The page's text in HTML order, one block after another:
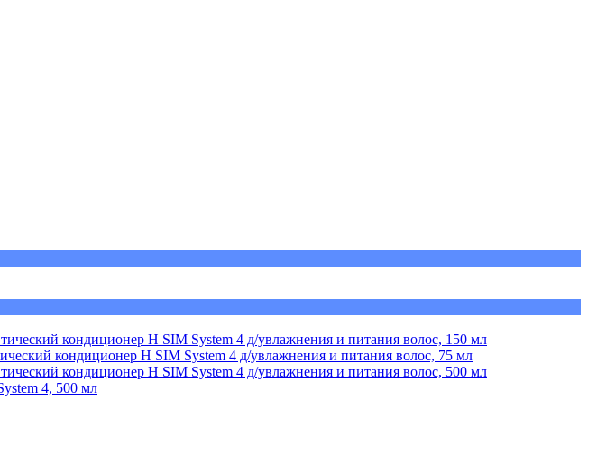
кондиционер Н SIM System 4 д/увлажнения и питания волос, 150 мл
кондиционер Н SIM System 4 д/увлажнения и питания волос, 75 мл
кондиционер Н SIM System 4 д/увлажнения и питания волос, 500 мл
4, 500 мл